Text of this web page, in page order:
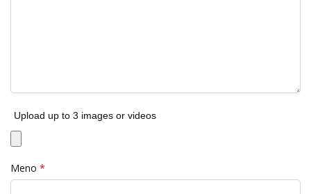
Upload up to 3 images or videos
Meno *